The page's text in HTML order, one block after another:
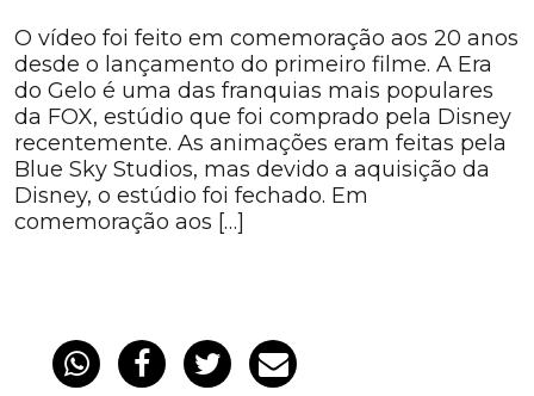
O vídeo foi feito em comemoração aos 20 anos
desde o lançamento do primeiro filme. A Era
do Gelo é uma das franquias mais populares
da FOX, estúdio que foi comprado pela Disney
recentemente. As animações eram feitas pela
Blue Sky Studios, mas devido a aquisição da
Disney, o estúdio foi fechado. Em
comemoração aos […]